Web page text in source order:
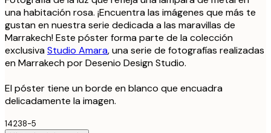
una habitación rosa. ¡Encuentra las imágenes que más te
gustan en nuestra serie dedicada a las maravillas de
Marrakech! Este póster forma parte de la colección
exclusivaStudio Amara, una serie de fotografías realizadas
en Marrakech por Desenio Design Studio.
El póster tiene un borde en blanco que encuadra
delicadamente la imagen.
14238-5